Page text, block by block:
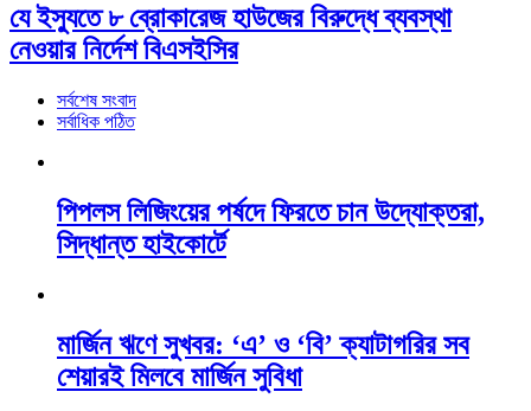
যে ইস্যুতে ৮ ব্রোকারেজ হাউজের বিরুদ্ধে ব্যবস্থা
নেওয়ার নির্দেশ বিএসইসির
সর্বশেষ সংবাদ
সর্বাধিক পঠিত
পিপলস লিজিংয়ের পর্ষদে ফিরতে চান উদ্যোক্তরা,
সিদ্ধান্ত হাইকোর্টে
মার্জিন ঋণে সুখবর: ‘এ’ ও ‘বি’ ক্যাটাগরির সব
শেয়ারই মিলবে মার্জিন সুবিধা